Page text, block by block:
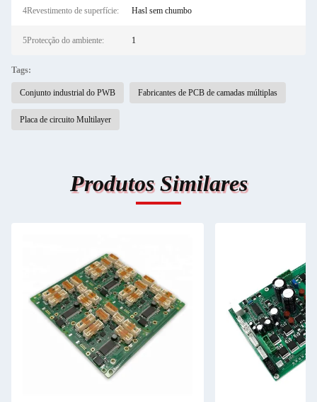
4Revestimento de superfície: Hasl sem chumbo
5Protecção do ambiente: 1
Tags:
Conjunto industrial do PWB Fabricantes de PCB de camadas múltiplas
Placa de circuito Multilayer
Produtos Similares